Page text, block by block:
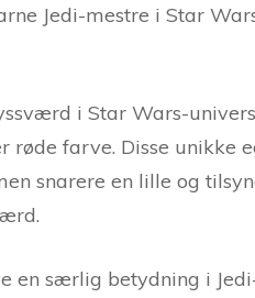
Jedi-mestre i Star
i Star Wars-
farve. Disse unikke
snarere en lille og
en særlig betydning i